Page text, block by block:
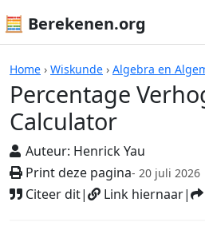
🧮 Berekenen.org
Home › Wiskunde › Algebra en
Percentage
Calculator
Auteur: Henrick Yau
Print deze pagina- 20 juli 2026
Citeer dit| Link hiernaar|
Rekenmachines